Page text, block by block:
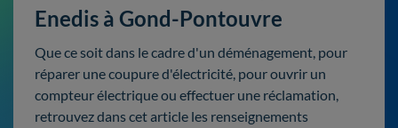
Enedis à Gond-Pontouvre
Que ce soit dans le cadre d'un déménagement, pour
réparer une coupure d'électricité, pour ouvrir un
compteur électrique ou effectuer une réclamation,
retrouvez dans cet article les renseignements